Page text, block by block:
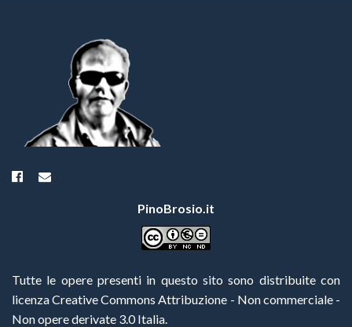
PinoBrosio.it
Tutte le opere presenti in questo sito sono distribuite con
licenza Creative Commons Attribuzione - Non commerciale -
Non opere derivate 3.0 Italia